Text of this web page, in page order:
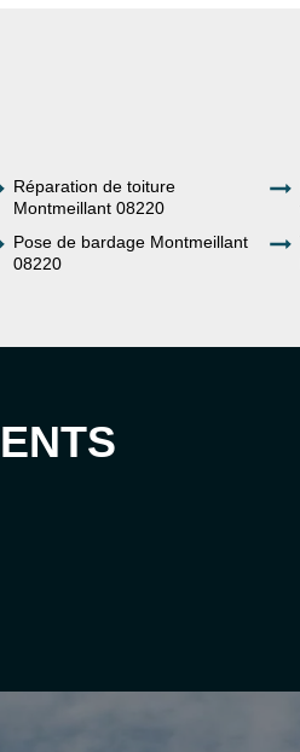
Réparation de toiture
Montmeillant 08220
Pose de bardage Montmeillant
08220